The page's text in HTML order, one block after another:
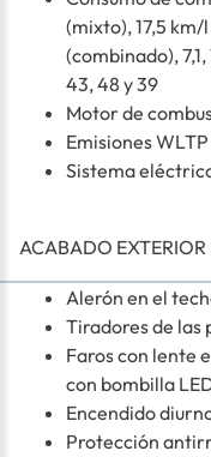
(mixto), 17,5
(combinado), 7,1,
43, 48 y 39
Motor de
Emisiones WLTP
Sistema
ACABADO EXTERIOR
Alerón en el
Tiradores de las
Faros con lente
con bombilla
Encendido
Protección